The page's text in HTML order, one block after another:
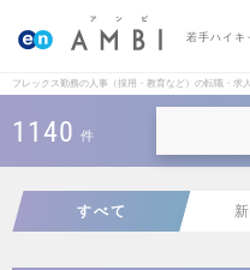
若手ハイキ
フレックス勤務の人事（採用・教育など）の転職・求
1140 件
すべて